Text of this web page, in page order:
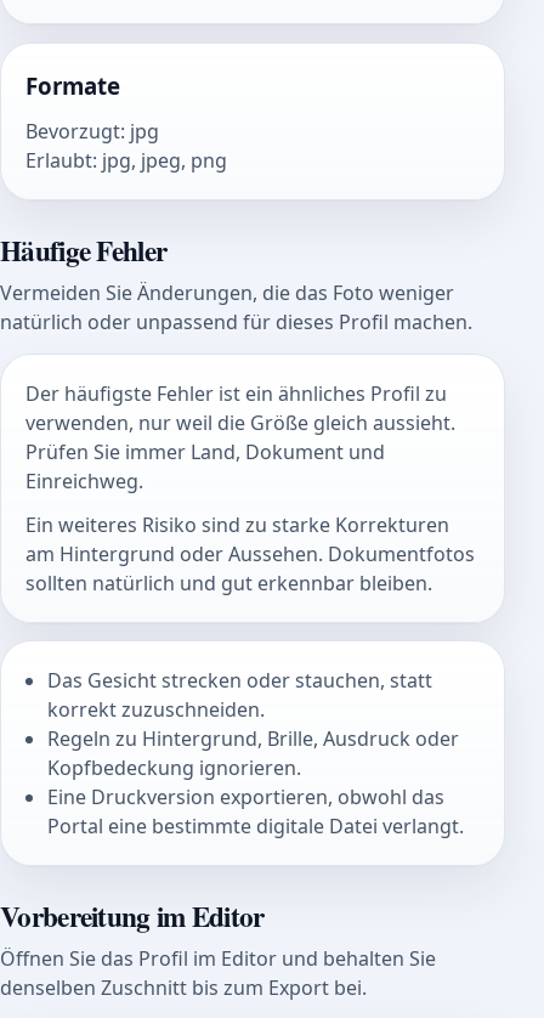
Formate
Bevorzugt: jpg
Erlaubt: jpg, jpeg, png
Häufige Fehler
Vermeiden Sie Änderungen, die das Foto weniger
natürlich oder unpassend für dieses Profil machen.
Der häufigste Fehler ist ein ähnliches Profil zu
verwenden, nur weil die Größe gleich aussieht.
Prüfen Sie immer Land, Dokument und
Einreichweg.
Ein weiteres Risiko sind zu starke Korrekturen
am Hintergrund oder Aussehen. Dokumentfotos
sollten natürlich und gut erkennbar bleiben.
Das Gesicht strecken oder stauchen, statt
korrekt zuzuschneiden.
Regeln zu Hintergrund, Brille, Ausdruck oder
Kopfbedeckung ignorieren.
Eine Druckversion exportieren, obwohl das
Portal eine bestimmte digitale Datei verlangt.
Vorbereitung im Editor
Öffnen Sie das Profil im Editor und behalten Sie
denselben Zuschnitt bis zum Export bei.